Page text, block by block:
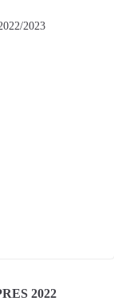
2023
2022